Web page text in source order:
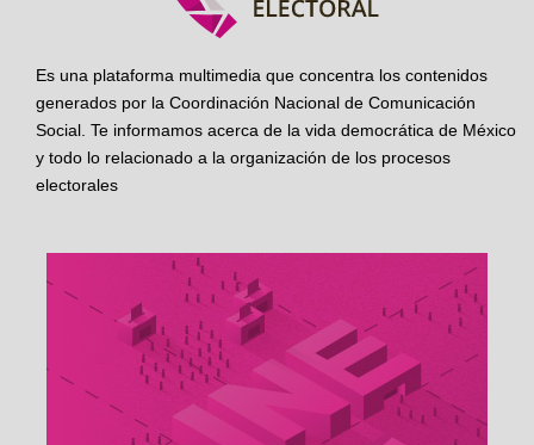
Es una plataforma multimedia que concentra los contenidos
generados por la Coordinación Nacional de Comunicación
Social. Te informamos acerca de la vida democrática de México
y todo lo relacionado a la organización de los procesos
electorales